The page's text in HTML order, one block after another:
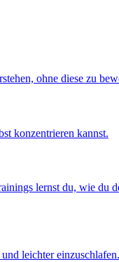
ohne diese zu
konzentrieren kannst.
lernst du, wie du
leichter einzuschlafen.